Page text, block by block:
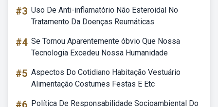
#3 Uso De Anti-inflamatório Não Esteroidal No
Tratamento Da Doenças Reumáticas
#4 Se Tornou Aparentemente óbvio Que Nossa
Tecnologia Excedeu Nossa Humanidade
#5 Aspectos Do Cotidiano Habitação Vestuário
Alimentação Costumes Festas E Etc
#6 Política De Responsabilidade Socioambiental Do